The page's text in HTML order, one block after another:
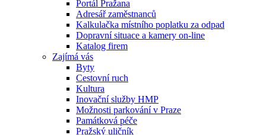
Portál Pražana
Adresář zaměstnanců
Kalkulačka místního poplatku za odpad
Dopravní situace a kamery on-line
Katalog firem
Zajímá vás
Byty
Cestovní ruch
Kultura
Inovační služby HMP
Možnosti parkování v Praze
Památková péče
Pražský uličník